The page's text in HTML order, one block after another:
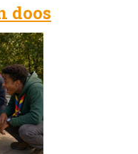
doos